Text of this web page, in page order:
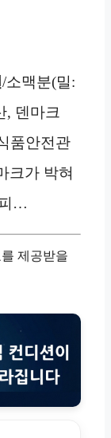
/소맥분(밀:
, 덴마크
품안전관
크가 박혀
…
제공받을